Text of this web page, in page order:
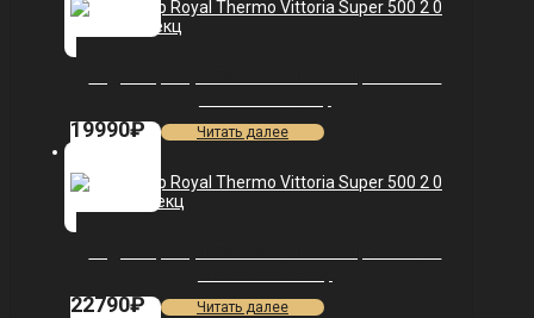
19990₽ Читать далее
22790₽ Читать далее